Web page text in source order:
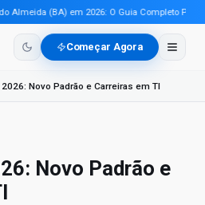
Almeida (BA) em 2026: O Guia Completo Para
Começar Agora
Novo Padrão e Carreiras em TI
Novo Padrão e